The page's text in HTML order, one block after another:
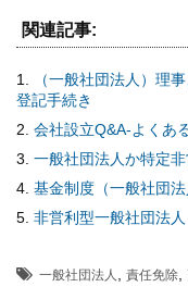
関連記事:
（一般社団法人）理
登記手続き
会社設立Q&A-よくあ
一般社団法人か特定
基金制度（一般社団法
非営利型一般社団法人
一般社団法人 責任免除,